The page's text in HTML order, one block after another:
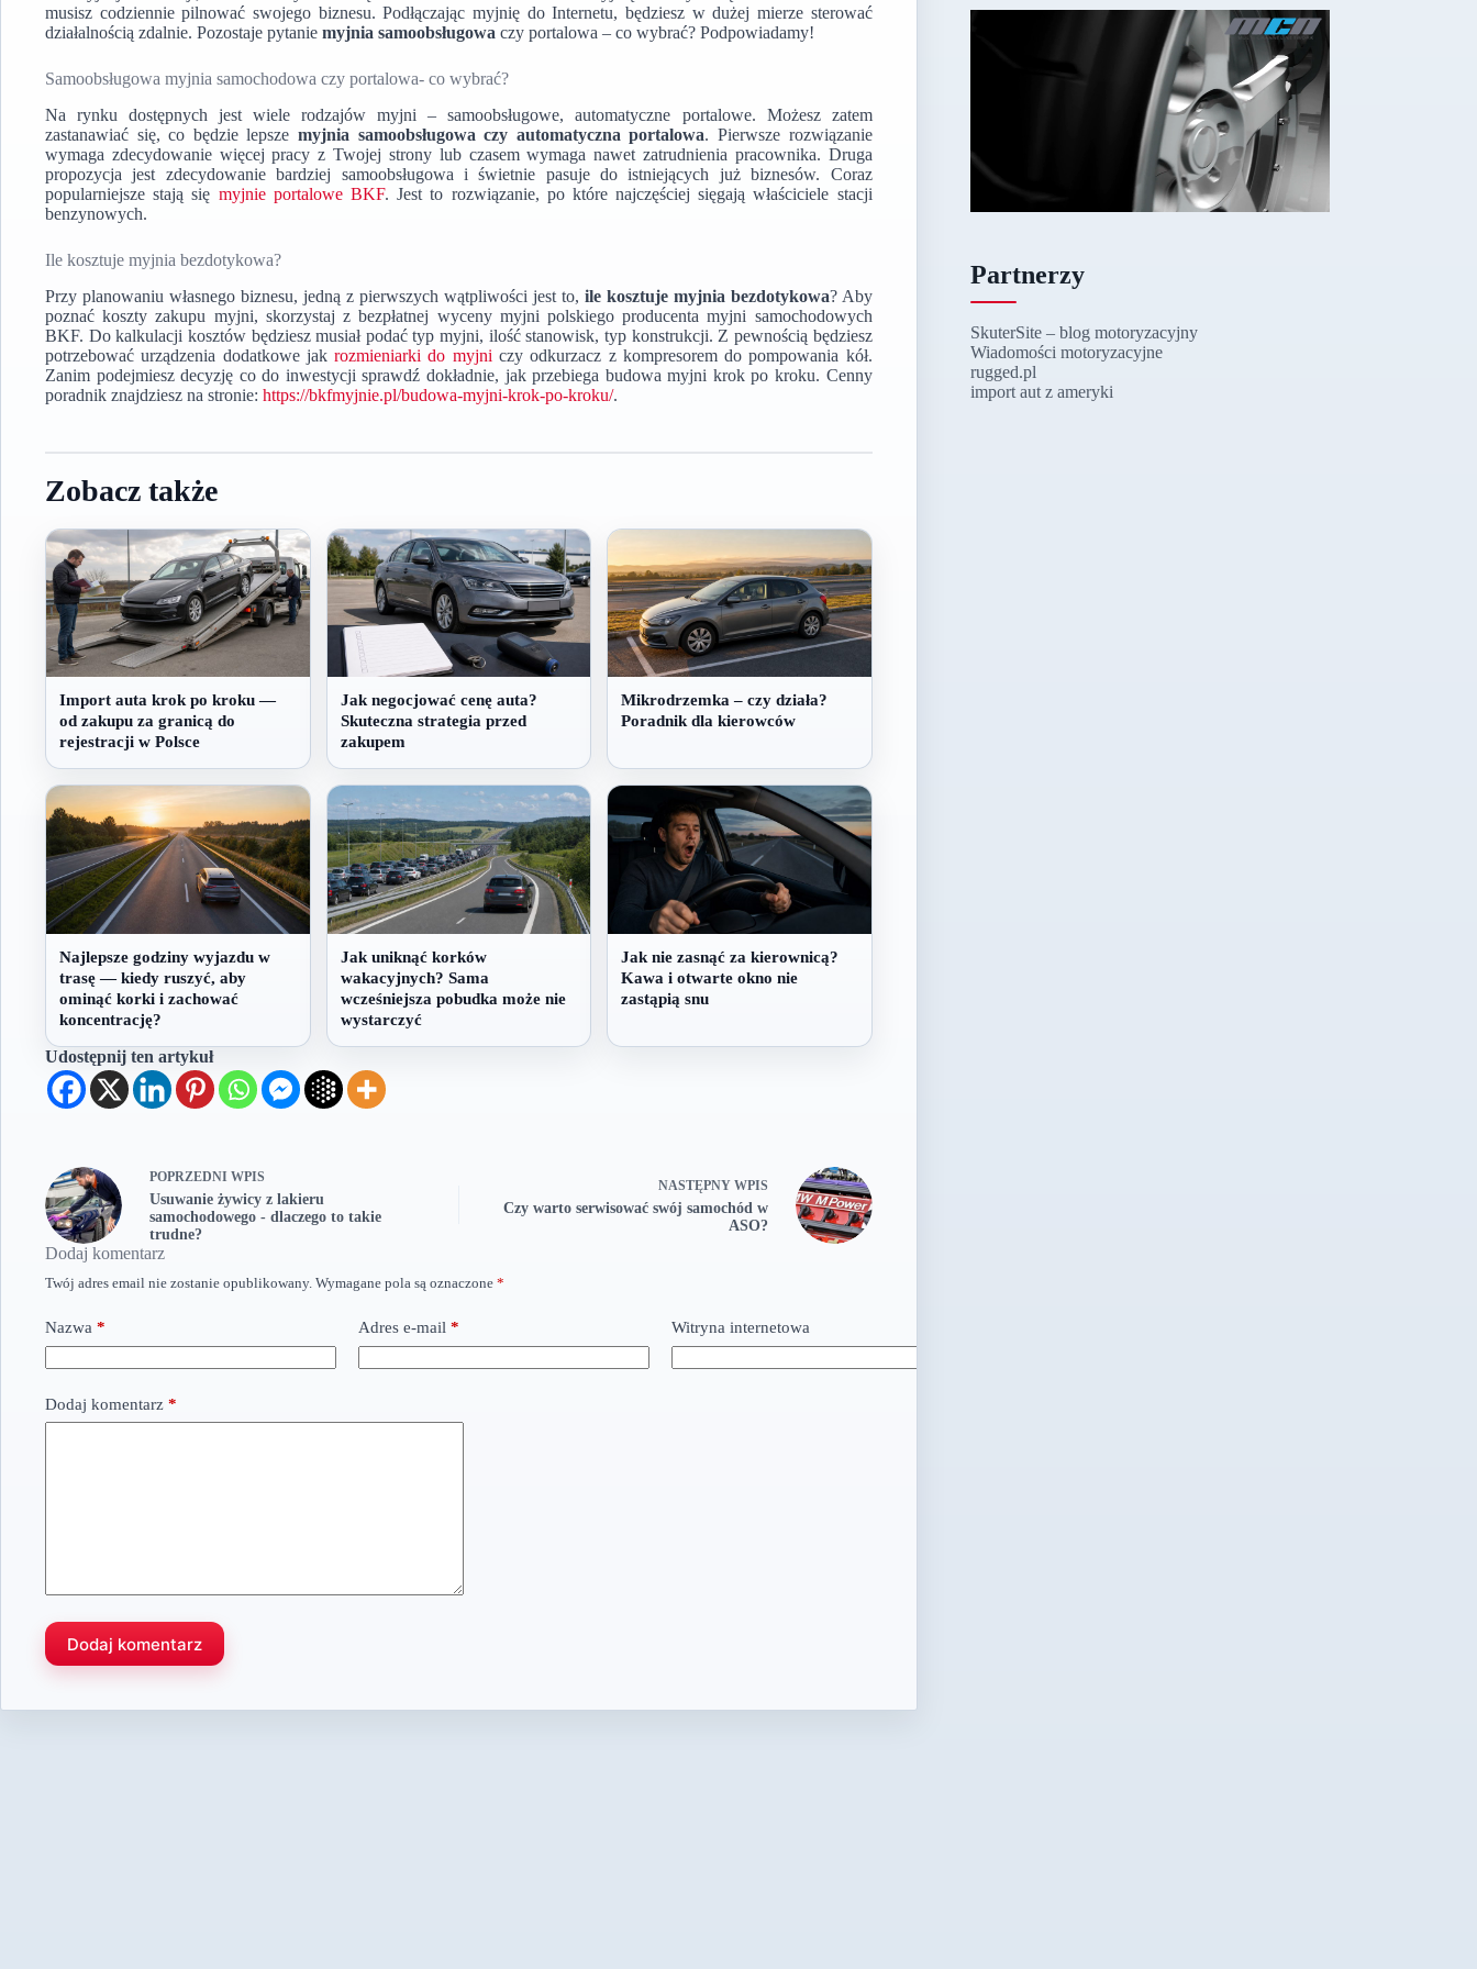
musisz codziennie pilnować swojego biznesu. Podłączając myjnię do Internetu, będziesz w dużej mierze sterować
działalnością zdalnie. Pozostaje pytanie myjnia samoobsługowa czy portalowa – co wybrać? Podpowiadamy!
Samoobsługowa myjnia samochodowa czy portalowa- co wybrać?
Na rynku dostępnych jest wiele rodzajów myjni – samoobsługowe, automatyczne portalowe. Możesz zatem
zastanawiać się, co będzie lepszemyjnia samoobsługowa czy automatyczna portalowa. Pierwsze rozwiązanie
wymaga zdecydowanie więcej pracy z Twojej strony lub czasem wymaga nawet zatrudnienia pracownika. Druga
propozycja jest zdecydowanie bardziej samoobsługowa i świetnie pasuje do istniejących już biznesów. Coraz
popularniejsze stają się myjnie portalowe BKF. Jest to rozwiązanie, po które najczęściej sięgają właściciele stacji
benzynowych.
Ile kosztuje myjnia bezdotykowa?
Przy planowaniu własnego biznesu, jedną z pierwszych wątpliwości jest to, ile kosztuje myjnia bezdotykowa? Aby
poznać koszty zakupu myjni, skorzystaj z bezpłatnej wyceny myjni polskiego producenta myjni samochodowych
BKF. Do kalkulacji kosztów będziesz musiał podać typ myjni, ilość stanowisk, typ konstrukcji. Z pewnością będziesz
potrzebować urządzenia dodatkowe jakrozmieniarki do myjni czy odkurzacz z kompresorem do pompowania kół.
Zanim podejmiesz decyzję co do inwestycji sprawdź dokładnie, jak przebiega budowa myjni krok po kroku. Cenny
poradnik znajdziesz na stronie: https://bkfmyjnie.pl/budowa-myjni-krok-po-kroku/.
Zobacz także
Import auta krok po kroku —
od zakupu za granicą do
rejestracji w Polsce
Jak negocjować cenę auta?
Skuteczna strategia przed
zakupem
Mikrodrzemka – czy działa?
Poradnik dla kierowców
Najlepsze godziny wyjazdu w
trasę — kiedy ruszyć, aby
ominąć korki i zachować
koncentrację?
Jak uniknąć korków
wakacyjnych? Sama
wcześniejsza pobudka może nie
wystarczyć
Jak nie zasnąć za kierownicą?
Kawa i otwarte okno nie
zastąpią snu
Udostępnij ten artykuł
POPRZEDNI WPIS
Usuwanie żywicy z lakieru
samochodowego - dlaczego to takie
trudne?
NASTĘPNY WPIS
Czy warto serwisować swój samochód w
ASO?
Dodaj komentarz
Twój adres email nie zostanie opublikowany. Wymagane pola są oznaczone *
Nazwa * Adres e-mail * Witryna internetowa
Dodaj komentarz *
Dodaj komentarz
Partnerzy
SkuterSite – blog motoryzacyjny
Wiadomości motoryzacyjne
rugged.pl
import aut z ameryki